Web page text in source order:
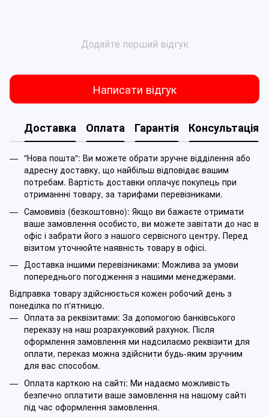
Додайте перший відгук
Написати відгук
Доставка Оплата Гарантія Консультація
"Нова пошта": Ви можете обрати зручне відділення або
адресну доставку, що найбільш відповідає вашим
потребам. Вартість доставки оплачує покупець при
отриманнні товару, за тарифами перевізниками.
Самовивіз (безкоштовно): Якщо ви бажаєте отримати
ваше замовлення особисто, ви можете завітати до нас в
офіс і забрати його з нашого сервісного центру. Перед
візитом уточнюйте наявність товару в офісі.
Доставка іншими перевізниками: Можлива за умови
попереднього погодження з нашими менеджерами.
Відправка товару здійснюється кожен робочий день з
понеділка по п'ятницю.
Оплата за реквізитами: За допомогою банківського
переказу на наш розрахунковий рахунок. Після
оформлення замовлення ми надсилаємо реквізити для
оплати, переказ можна здійснити будь-яким зручним
для вас способом.
Оплата карткою на сайті: Ми надаємо можливість
безпечно оплатити ваше замовлення на нашому сайті
під час оформлення замовлення.